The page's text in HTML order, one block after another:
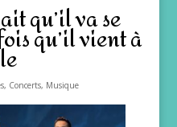
qu’il va se
qu’il vient à
, Concerts, Musique